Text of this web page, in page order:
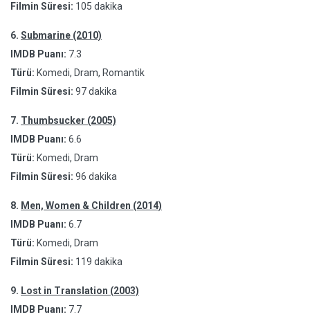
Filmin Süresi: 105 dakika
6. Submarine (2010)
IMDB Puanı: 7.3
Türü: Komedi, Dram, Romantik
Filmin Süresi: 97 dakika
7. Thumbsucker (2005)
IMDB Puanı: 6.6
Türü: Komedi, Dram
Filmin Süresi: 96 dakika
8. Men, Women & Children (2014)
IMDB Puanı: 6.7
Türü: Komedi, Dram
Filmin Süresi: 119 dakika
9. Lost in Translation (2003)
IMDB Puanı: 7.7